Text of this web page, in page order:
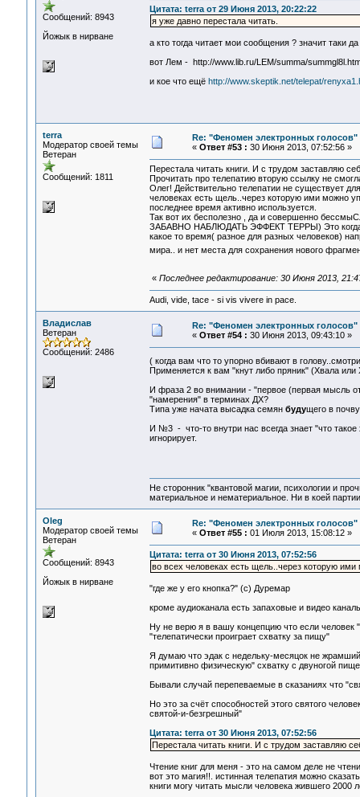
Сообщений: 8943
Йожык в нирване
Цитата: terra от 29 Июня 2013, 20:22:22
я уже давно перестала читать.
а кто тогда читает мои сообщения ? значит таки да
вот Лем - http://www.lib.ru/LEM/summa/
и кое что ещё http://www.skeptik.net/telepat/
terra
Модератор своей темы
Ветеран
Сообщений: 1811
Re: "Феномен электронных голосов"
« Ответ #53 : 30 Июня 2013, 07:52:56 »
Перестала читать книги. И с трудом заставляю
Прочитать про телепатию вторую ссылку не
Олег! Действительно телепатии не существует
человеках есть щель..через которую ими можно
последнее время активно используется.
Так вот их бесполезно , да и совершенно
ЗАБАВНО НАБЛЮДАТЬ ЭФФЕКТ ТЕРРЫ) Это когда
какое то время( разное для разных человеков)
мира.. и нет места для сохранения нового
« Последнее редактирование: 30 Июня 2013,
Audi, vide, tace - si vis vivere in pace.
Владислав
Ветеран
Сообщений: 2486
Re: "Феномен электронных голосов"
« Ответ #54 : 30 Июня 2013, 09:43:10 »
( когда вам что то упорно вбивают в
Применяется к вам "кнут либо пряник" (Хвала или
И фраза 2 во внимании - "первое (первая мысль
"намерения" в терминах ДХ?
Типа уже начата высадка семян будущего в
И №3 - что-то внутри нас всегда знает "что
игнорирует.
Не сторонник "квантовой магии, психологии и
материальное и нематериальное. Ни в коей
Oleg
Модератор своей темы
Ветеран
Сообщений: 8943
Йожык в нирване
Re: "Феномен электронных голосов"
« Ответ #55 : 01 Июля 2013, 15:08:12 »
Цитата: terra от 30 Июня 2013, 07:52:56
во всех человеках есть щель..через которую
"где же у его кнопка?" (с) Дуремар
кроме аудиоканала есть запаховые и видео
Ну не верю я в вашу концепцию что если человек
"телепатически проиграет схватку за пищу"
Я думаю что эдак с недельку-месяцок не
примитивно физическую" схватку с двуногой
Бывали случай перепеваемые в сказаниях что
Но это за счёт способностей этого святого
святой-и-безгрешный"
Цитата: terra от 30 Июня 2013, 07:52:56
Перестала читать книги. И с трудом заставляю
Чтение книг для меня - это на самом деле не
вот это магия!!. истинная телепатия можно
книги могу читать мысли человека жившего 2000